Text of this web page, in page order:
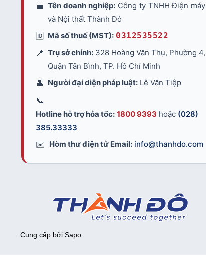
💼 Tên doanh nghiệp:Công ty TNHH Điện máy
và Nội thất Thành Đô
🆔 Mã số thuế (MST): 0312535522
📍 Trụ sở chính: 328 Hoàng Văn Thụ, Phường 4,
Quận Tân Bình, TP. Hồ Chí Minh
👤 Người đại diện pháp luật: Lê Văn Tiệp
📞
Hotline hỗ trợ hỏa tốc: 1800 9393 hoặc (028)
385.33333
✉️ Hòm thư điện tử Email: info@thanhdo.com
. Cung cấp bởi Sapo